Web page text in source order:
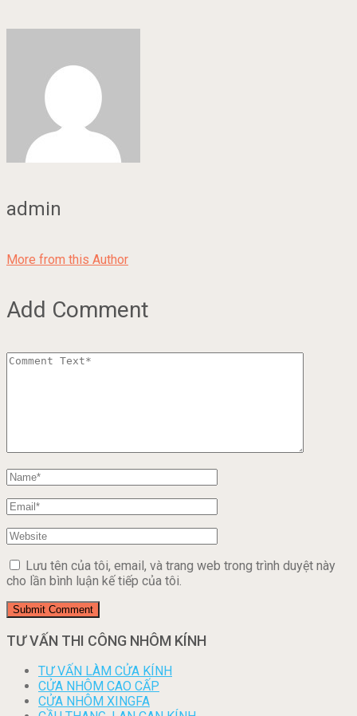
admin
More from this Author
Add Comment
Lưu tên của tôi, email, và trang web trong trình duyệt này
cho lần bình luận kế tiếp của tôi.
TƯ VẤN THI CÔNG NHÔM KÍNH
TƯ VẤN LÀM CỬA KÍNH
CỬA NHÔM CAO CẤP
CỬA NHÔM XINGFA